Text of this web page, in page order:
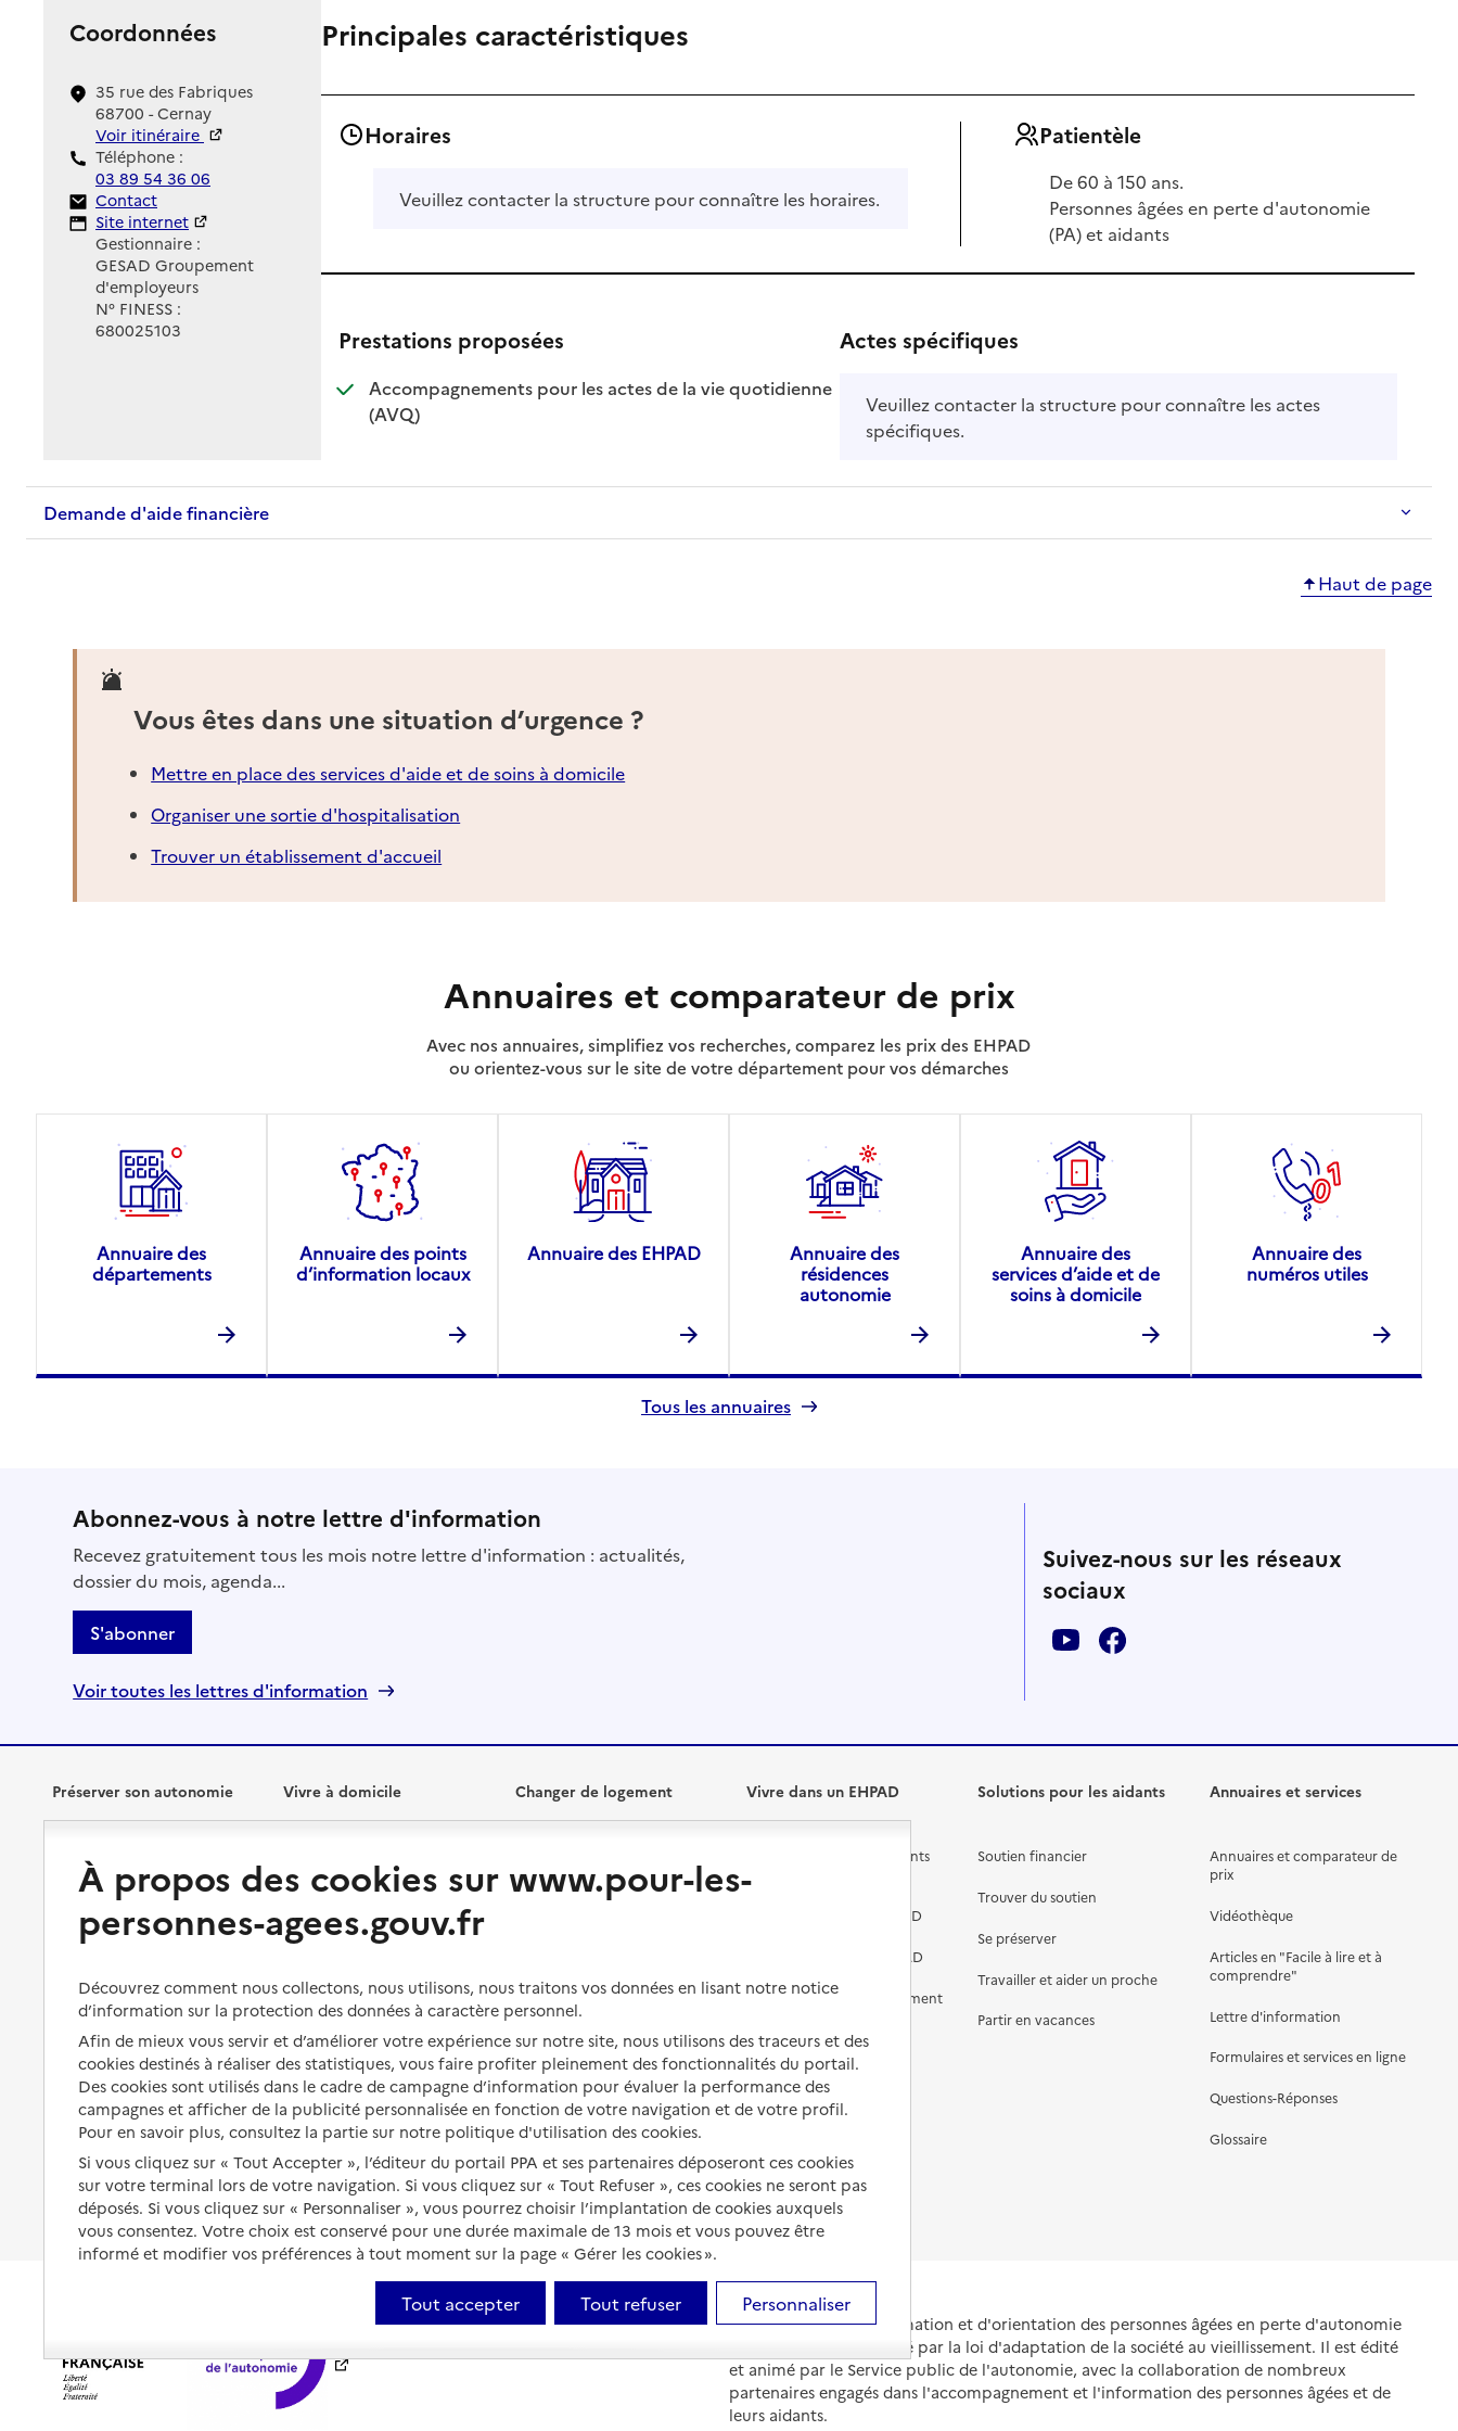
Coordonnées
35 rue des Fabriques
68700 - Cernay
Voir itinéraire
Téléphone :
03 89 54 36 06
Contact
Contact
Site Internet
Site internet
Gestionnaire :
GESAD Groupement
d'employeurs
N° FINESS :
680025103
Principales caractéristiques
Horaires
Veuillez contacter la structure pour connaître les horaires.
Patientèle
De 60 à 150 ans.
Personnes âgées en perte d'autonomie
(PA) et aidants
Prestations proposées
Accompagnements pour les actes de la vie quotidienne
(AVQ)
: disponible
: non disponible
Actes spécifiques
Veuillez contacter la structure pour connaître les actes
spécifiques.
Demande d'aide financière
Haut de page
Vous êtes dans une situation d’urgence ?
Mettre en place des services d'aide et de soins à domicile
Organiser une sortie d'hospitalisation
Trouver un établissement d'accueil
Annuaires et comparateur de prix
Avec nos annuaires, simplifiez vos recherches, comparez les prix des EHPAD
ou orientez-vous sur le site de votre département pour vos démarches
Annuaire des
départements
Annuaire des points
d’information locaux
Annuaire des EHPAD
Annuaire des
résidences
autonomie
Annuaire des
services d’aide et de
soins à domicile
Annuaire des
numéros utiles
Tous les annuaires
Abonnez-vous à notre lettre d'information
Recevez gratuitement tous les mois notre lettre d'information : actualités,
dossier du mois, agenda...
S'abonner
Voir toutes les lettres d'information
Suivez-nous sur les réseaux
sociaux
Préserver son autonomie
et droits
Aménager son logement et
s'équiper
santé
Organiser à l'avance sa propre
protection
Les mesures de protection
Les obligations de la famille
Les politiques du grand âge
Vivre à domicile
Bénéficier de soins à domicile
Aides financières
Solutions d'accueil temporaire
Partager son logement
Vivre à domicile avec une
maladie ou un handicap
Être hospitalisé
Fin de vie à domicile
Changer de logement
Vivre dans une résidence avec
Vivre en accueil familial
Autres solutions de logement
Vivre dans un EHPAD
Les différents établissements
Préparer l'entrée en EHPAD
Aides financières en EHPAD
Prévention, accompagnement
Comprendre les prix en
EHPAD
Droits en EHPAD
Fin de vie en EHPAD
Solutions pour les aidants
Soutien financier
Trouver du soutien
Se préserver
Travailler et aider un proche
Partir en vacances
Annuaires et services
Annuaires et comparateur de
prix
Vidéothèque
Articles en "Facile à lire et à
comprendre"
Lettre d'information
Formulaires et services en ligne
Questions-Réponses
Glossaire
Portail national d'information et d'orientation des personnes âgées en perte d'autonomie
et de leurs proches, créé par la loi d'adaptation de la société au vieillissement. Il est édité
et animé par le Service public de l'autonomie, avec la collaboration de nombreux
partenaires engagés dans l'accompagnement et l'information des personnes âgées et de
leurs aidants.
À propos des cookies sur www.pour-les-
personnes-agees.gouv.fr
Découvrez comment nous collectons, nous utilisons, nous traitons vos données en lisant notre notice
d’information sur la protection des données à caractère personnel.
Afin de mieux vous servir et d’améliorer votre expérience sur notre site, nous utilisons des traceurs et des
cookies destinés à réaliser des statistiques, vous faire profiter pleinement des fonctionnalités du portail.
Des cookies sont utilisés dans le cadre de campagne d’information pour évaluer la performance des
campagnes et afficher de la publicité personnalisée en fonction de votre navigation et de votre profil.
Pour en savoir plus, consultez la partie sur notre politique d'utilisation des cookies.
Si vous cliquez sur « Tout Accepter », l’éditeur du portail PPA et ses partenaires déposeront ces cookies
sur votre terminal lors de votre navigation. Si vous cliquez sur « Tout Refuser », ces cookies ne seront pas
déposés. Si vous cliquez sur « Personnaliser », vous pourrez choisir l’implantation de cookies auxquels
vous consentez. Votre choix est conservé pour une durée maximale de 13 mois et vous pouvez être
informé et modifier vos préférences à tout moment sur la page « Gérer les cookies ».
Tout accepter Tout refuser Personnaliser